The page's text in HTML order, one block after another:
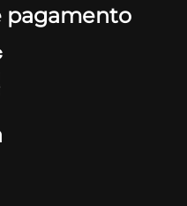
pagamento